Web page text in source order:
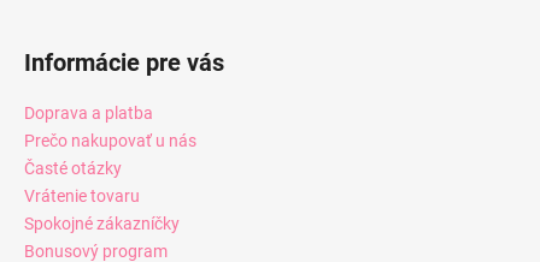
Informácie pre vás
Doprava a platba
Prečo nakupovať u nás
Časté otázky
Vrátenie tovaru
Spokojné zákazníčky
Bonusový program